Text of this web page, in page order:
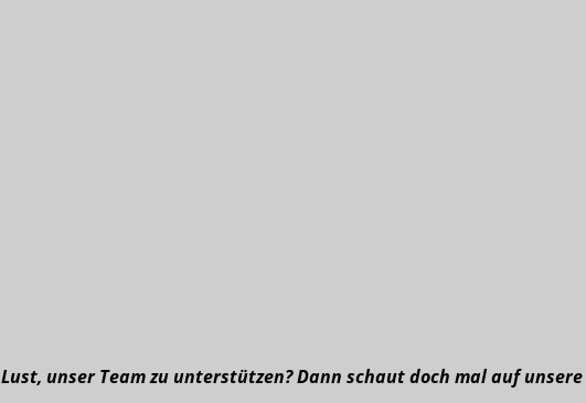
Lust, unser Team zu unterstützen? Dann schaut doch mal auf unsere